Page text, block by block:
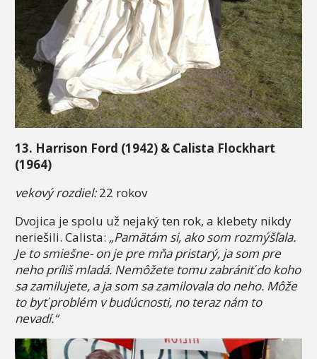
13. Harrison Ford (1942) & Calista Flockhart
(1964)
vekový rozdiel:22 rokov
Dvojica je spolu už nejaký ten rok, a klebety nikdy
neriešili. Calista: „Pamätám si, ako som rozmýšľala.
Je to smiešne- on je pre mňa pristarý, ja som pre
neho príliš mladá. Nemôžete tomu zabrániť do koho
sa zamilujete, a ja som sa zamilovala do neho. Môže
to byť problém v budúcnosti, no teraz nám to
nevadí.“